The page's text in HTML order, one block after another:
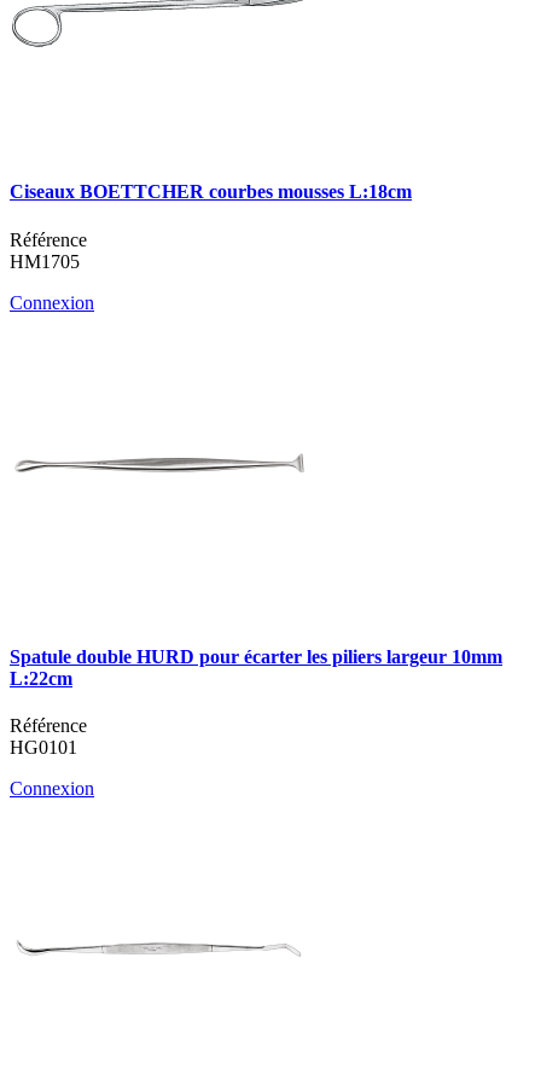
Ciseaux BOETTCHER courbes mousses L:18cm
Référence
HM1705
Connexion
Spatule double HURD pour écarter les piliers largeur 10mm
L:22cm
Référence
HG0101
Connexion